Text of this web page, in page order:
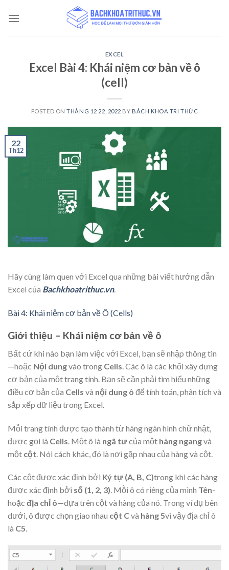
EXCEL
Excel Bài 4: Khái niệm cơ bản về ô
(cell)
POSTED ONTHÁNG 12 22, 2022 BY BÁCH KHOA TRI THỨC
22
Th12
Hãy cùng làm quen với Excel qua những bài viết hướng dẫn
Excel của Bachkhoatrithuc.vn.
Bài 4: Khái niệm cơ bản về Ô (Cells)
Giới thiệu – Khái niệm cơ bản về ô
Bất cứ khi nào bạn làm việc với Excel, bạn sẽ nhập thông tin
—hoặc Nội dungvào trong Cells. Các ô là các khối xây dựng
cơ bản của một trang tính. Bạn sẽ cần phải tìm hiểu những
điều cơ bản của Cells và nội dung ô để tính toán, phân tích và
sắp xếp dữ liệu trong Excel.
Mỗi trang tính được tạo thành từ hàng ngàn hình chữ nhật,
được gọi là Cells . Một ô là ngã tưcủa một hàng ngangvà
một cột . Nói cách khác, đó là nơi gặp nhau của hàng và cột.
Các cột được xác định bởi Ký tự (A, B, C)trong khi các hàng
được xác định bởi số (1, 2, 3). Mỗi ô có riêng của mình Tên-
hoặc địa chỉ ô—dựa trên cột và hàng của nó. Trong ví dụ bên
dưới, ô được chọn giao nhau cột Cvà hàng 5vì vậy địa chỉ ô
là C5.